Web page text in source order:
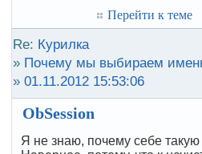
Перейти к теме
Re: Курилка
» Почему мы выбираем
» 01.11.2012 15:53:06
ObSession
Я не знаю, почему себе